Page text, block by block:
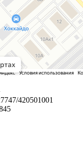
420501001